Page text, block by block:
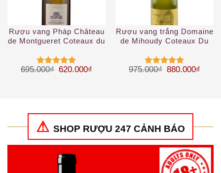
Rượu vang Pháp Château
de Montgueret Coteaux du
Được xếp
695.000₫ Giá gốc là: 695.000₫.
620.000₫ Giá hiện tại là: 620.000₫.
Rượu vang trắng Domaine
de Mihoudy Coteaux Du
Được xếp
975.000₫ Giá gốc là:
880.000₫
SHOP RƯỢU 247 CẢNH BÁO